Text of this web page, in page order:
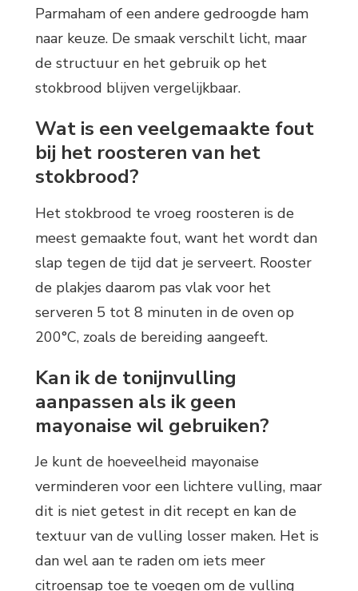
Parmaham of een andere gedroogde ham
naar keuze. De smaak verschilt licht, maar
de structuur en het gebruik op het
stokbrood blijven vergelijkbaar.
Wat is een veelgemaakte fout
bij het roosteren van het
stokbrood?
Het stokbrood te vroeg roosteren is de
meest gemaakte fout, want het wordt dan
slap tegen de tijd dat je serveert. Rooster
de plakjes daarom pas vlak voor het
serveren 5 tot 8 minuten in de oven op
200°C, zoals de bereiding aangeeft.
Kan ik de tonijnvulling
aanpassen als ik geen
mayonaise wil gebruiken?
Je kunt de hoeveelheid mayonaise
verminderen voor een lichtere vulling, maar
dit is niet getest in dit recept en kan de
textuur van de vulling losser maken. Het is
dan wel aan te raden om iets meer
citroensap toe te voegen om de vulling